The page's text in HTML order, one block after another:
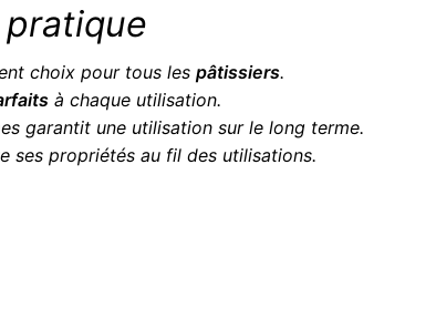
choix pour tous les pâtissiers.
à chaque utilisation.
garantit une utilisation sur le long terme.
ses propriétés au fil des utilisations.